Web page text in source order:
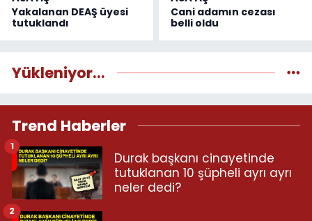
Yakalanan DEAŞ üyesi
tutuklandı
Cani adamın cezası
belli oldu
Yükleniyor...
Trend Haberler
Durak başkanı cinayetinde
tutuklanan 10 şüpheli ayrı ayrı
neler dedi?
1
2